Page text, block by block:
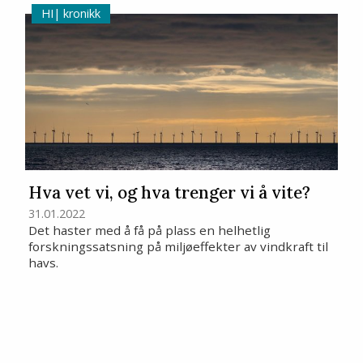
kronikk
Hva vet vi, og hva trenger vi å vite?
31.01.2022
Det haster med å få på plass en helhetlig
forskningssatsning på miljøeffekter av vindkraft til
havs.